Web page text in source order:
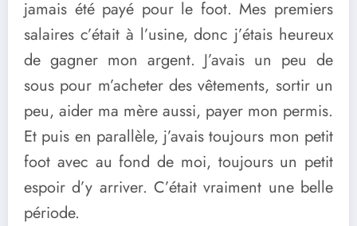
jamais été payé pour le foot. Mes premiers
salaires c’était à l’usine, donc j’étais heureux
de gagner mon argent. J’avais un peu de
sous pour m’acheter des vêtements, sortir un
peu, aider ma mère aussi, payer mon permis.
Et puis en parallèle, j’avais toujours mon petit
foot avec au fond de moi, toujours un petit
espoir d’y arriver. C’était vraiment une belle
période.